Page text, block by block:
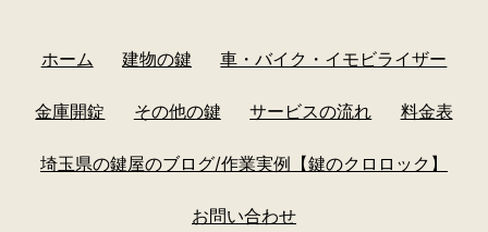
ホーム 建物の鍵 車・バイク・イモビライザー
金庫開錠 その他の鍵 サービスの流れ 料金表
埼玉県の鍵屋のブログ/作業実例【鍵のクロロック】
お問い合わせ